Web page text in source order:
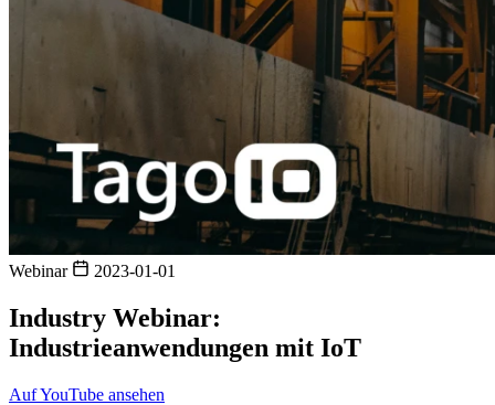
Webinar 2023-01-01
Industry Webinar:
Industrieanwendungen mit IoT
Auf YouTube ansehen